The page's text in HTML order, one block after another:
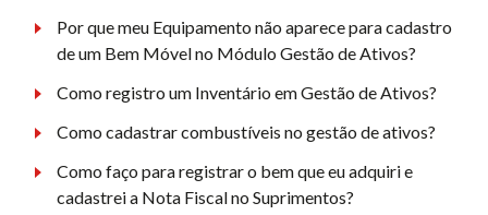
Por que meu Equipamento não aparece para cadastro
de um Bem Móvel no Módulo Gestão de Ativos?
Como registro um Inventário em Gestão de Ativos?
Como cadastrar combustíveis no gestão de ativos?
Como faço para registrar o bem que eu adquiri e
cadastrei a Nota Fiscal no Suprimentos?